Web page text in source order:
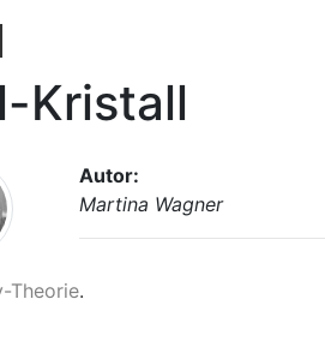
Kristall
Autor:
Martina Wagner
Theorie.